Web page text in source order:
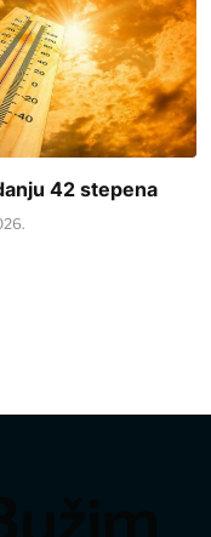
42 stepena